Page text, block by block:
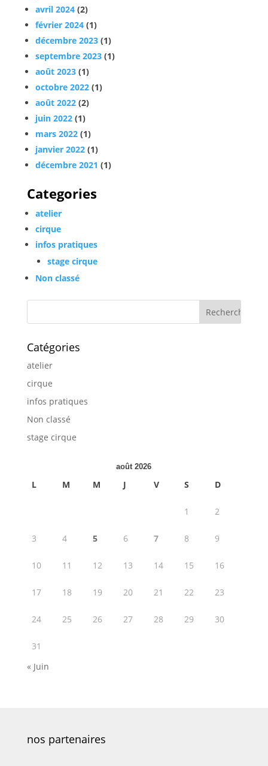
avril 2024(2)
février 2024(1)
décembre 2023(1)
septembre 2023(1)
août 2023(1)
octobre 2022(1)
août 2022(2)
juin 2022(1)
mars 2022(1)
janvier 2022(1)
décembre 2021 (1)
Categories
atelier
cirque
infos pratiques
stage cirque
Non classé
Catégories
atelier
cirque
infos pratiques
Non classé
stage cirque
août 2026
L M M J V S D
1 2
3 4 5 6 7 8 9
10 11 12 13 14 15 16
17 18 19 20 21 22 23
24 25 26 27 28 29 30
31
« Juin
nos partenaires